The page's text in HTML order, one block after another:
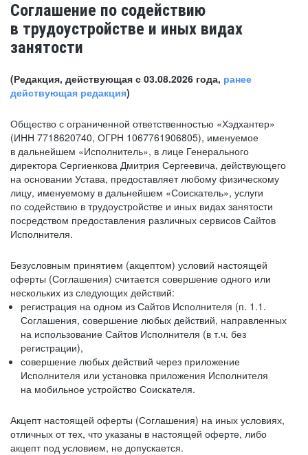
Соглашение по содействию
в трудоустройстве и иных видах
занятости
(Редакция, действующая с 03.08.2026 года, ранее
действующая редакция)
Общество с ограниченной ответственностью «Хэдхантер»
(ИНН 7718620740, ОГРН 1067761906805), именуемое
в дальнейшем «Исполнитель», в лице Генерального
директора Сергиенкова Дмитрия Сергеевича, действующего
на основании Устава, предоставляет любому физическому
лицу, именуемому в дальнейшем «Соискатель», услуги
по содействию в трудоустройстве и иных видах занятости
посредством предоставления различных сервисов Сайтов
Исполнителя.
Безусловным принятием (акцептом) условий настоящей
оферты (Соглашения) считается совершение одного или
нескольких из следующих действий:
регистрация на одном из Сайтов Исполнителя (п. 1.1.
Соглашения, совершение любых действий, направленных
на использование Сайтов Исполнителя (в т.ч. без
регистрации),
совершение любых действий через приложение
Исполнителя или установка приложения Исполнителя
на мобильное устройство Соискателя.
Акцепт настоящей оферты (Соглашения) на иных условиях,
отличных от тех, что указаны в настоящей оферте, либо
акцепт под условием, не допускается.